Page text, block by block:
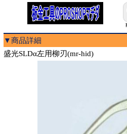
▼商品詳細
盛光SLDα左用柳刃(mr-hid)